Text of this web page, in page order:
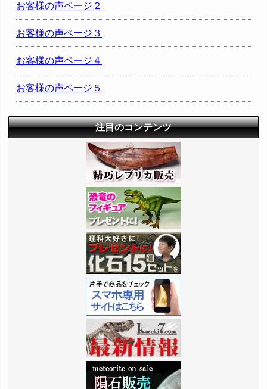
お客様の声ページ２
お客様の声ページ３
お客様の声ページ４
お客様の声ページ５
注目のコンテンツ